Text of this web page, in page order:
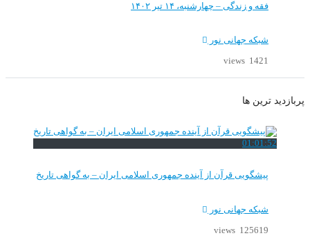
فقه و زندگی – چهارشنبه، ۱۴ تیر ۱۴۰۲
شبکه جهانی نور
1421 views
پربازدید ترین ها
01:01:52
پیشگویی قرآن از آینده جمهوری اسلامی ایران – به گواهی تاریخ
شبکه جهانی نور
125619 views